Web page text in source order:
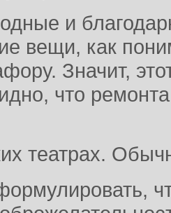
и
вещи, как
Значит,
что
театрах.